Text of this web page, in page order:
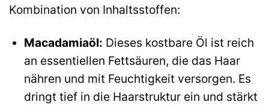
Kombination von Inhaltsstoffen:
Macadamiaöl: Dieses kostbare Öl ist reich
an essentiellen Fettsäuren, die das Haar
nähren und mit Feuchtigkeit versorgen. Es
dringt tief in die Haarstruktur ein und stärkt